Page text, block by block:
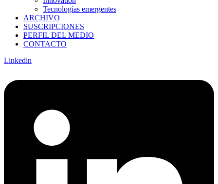
Tecnologías emergentes
ARCHIVO
SUSCRIPCIONES
PERFIL DEL MEDIO
CONTACTO
Linkedin